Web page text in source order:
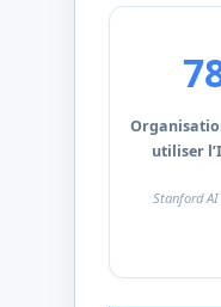
utiliser
Stanford